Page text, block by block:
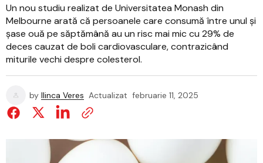
Un nou studiu realizat de Universitatea Monash din
Melbourne arată că persoanele care consumă între unul și
șase ouă pe săptămână au un risc mai mic cu 29% de
deces cauzat de boli cardiovasculare, contrazicând
miturile vechi despre colesterol.
by Ilinca Veres Actualizat februarie 11, 2025